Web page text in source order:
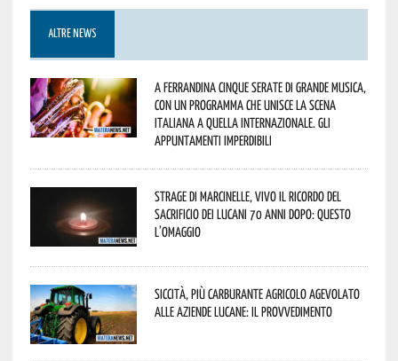
ALTRE NEWS
A Ferrandina cinque serate di grande musica,
con un programma che unisce la scena
italiana a quella internazionale. Gli
appuntamenti imperdibili
Strage di Marcinelle, vivo il ricordo del
sacrificio dei lucani 70 anni dopo: questo
l’omaggio
Siccità, più carburante agricolo agevolato
alle aziende lucane: il provvedimento